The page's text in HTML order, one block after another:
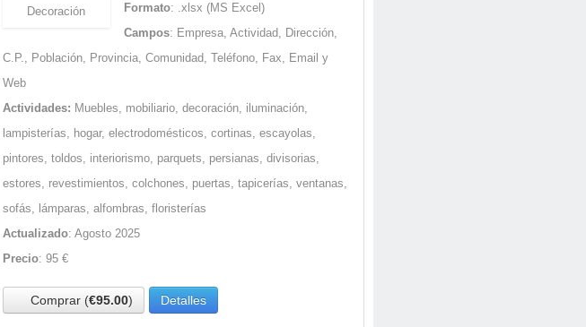
Formato: .xlsx (MS Excel)
Campos: Empresa, Actividad, Dirección,
C.P., Población, Provincia, Comunidad, Teléfono, Fax, Email y
Web
Actividades: Muebles, mobiliario, decoración, iluminación,
lampisterías, hogar, electrodomésticos, cortinas, escayolas,
pintores, toldos, interiorismo, parquets, persianas, divisorias,
estores, revestimientos, colchones, puertas, tapicerías, ventanas,
sofás, lámparas, alfombras, floristerías
Actualizado: Agosto 2025
Precio: 95 €
Comprar (€95.00) Detalles